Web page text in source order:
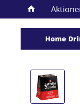
Home